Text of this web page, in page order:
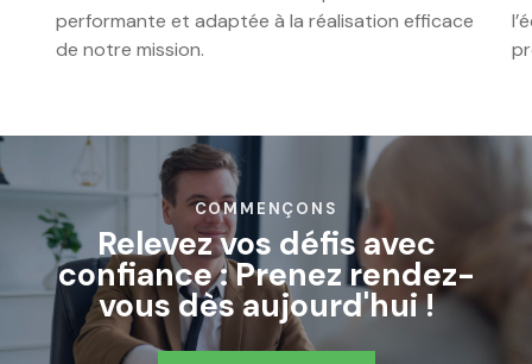
performante et adaptée à la réalisation efficace
de notre mission.
COMMENÇONS
Relevez vos défis avec
confiance : Prenez rendez-
vous dès aujourd'hui !